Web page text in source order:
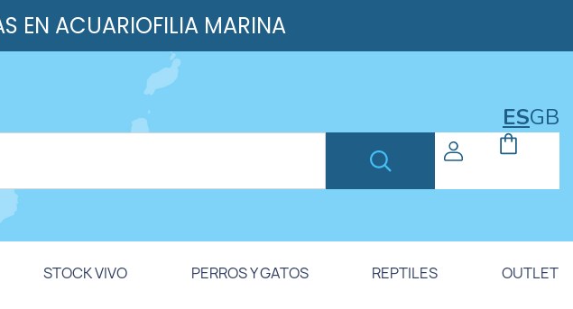
EN ACUARIOFILIA MARINA
ESGB
STOCK VIVO PERROS Y GATOS REPTILES OUTLET